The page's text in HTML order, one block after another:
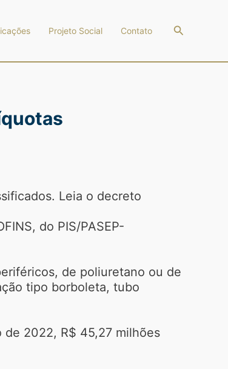
Projeto Social Contato Pesquisar
Leia o decreto
do PIS/PASEP-
de poliuretano ou de
tipo borboleta, tubo
de 2022, R$ 45,27 milhões